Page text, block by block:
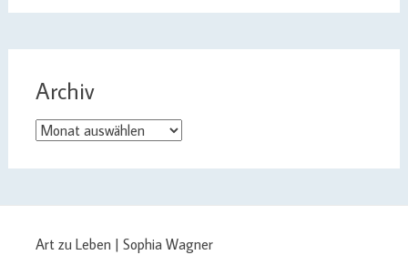
Archiv
Archiv
Art zu Leben | Sophia Wagner